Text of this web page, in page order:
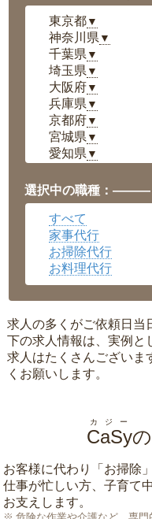
東京都▼
神奈川県 ▼
千葉県 ▼
埼玉県 ▼
大阪府▼
兵庫県 ▼
京都府▼
宮城県 ▼
愛知県 ▼
岡山県▼
広島県▼
沖縄県
選択中の職種：———
すべて
家事代行
お掃除代行
お料理代行
求人の多くがご依頼日当
下の求人情報は、実例と
求人はたくさんございま
くお願いします。
CaSy
カジー
お客様に代わり「 お掃除
仕事が忙しい方、子育て
お支えします。